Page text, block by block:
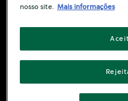
nosso site.
Mais informações